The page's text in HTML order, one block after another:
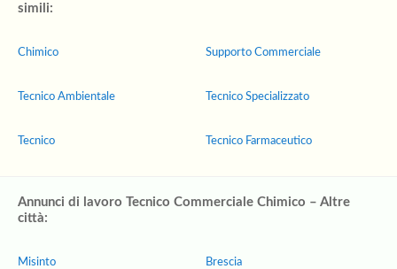
simili:
Chimico
Tecnico Ambientale
Tecnico
Supporto Commerciale
Tecnico Specializzato
Tecnico Farmaceutico
Annunci di lavoro Tecnico Commerciale Chimico – Altre
città:
Misinto Brescia